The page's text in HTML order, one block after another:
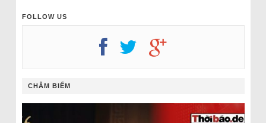
FOLLOW US
CHÂM BIẾM